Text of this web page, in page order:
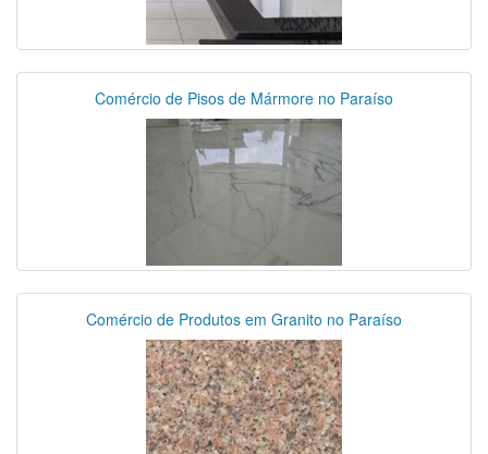
Comércio de Pisos de Mármore no Paraíso
Comércio de Produtos em Granito no Paraíso